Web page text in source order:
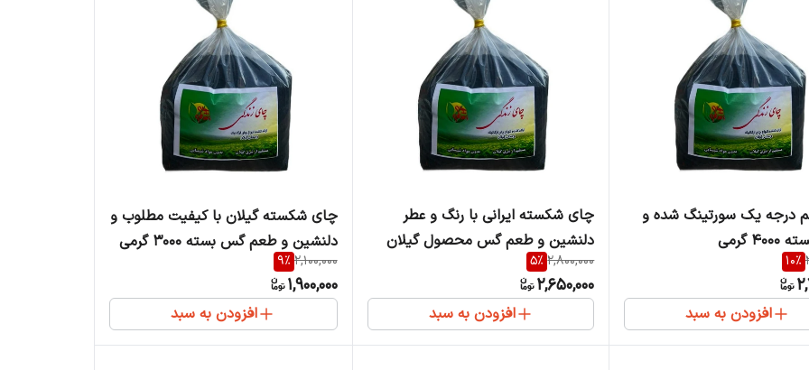
درجه یک سورتینگ شده و
گرمی
10%
افزودن به سبد
چای شکسته ایرانی با رنگ و عطر
دلنشین و طعم گس محصول گیلان
بسته 4000گرمی
2,800,000
5%
2,650,000
افزودن به سبد
چای شکسته گیلان با کیفیت مطلوب و
دلنشین و طعم گس بسته 3000 گرمی
2,100,000
9%
1,900,000
افزودن به سبد